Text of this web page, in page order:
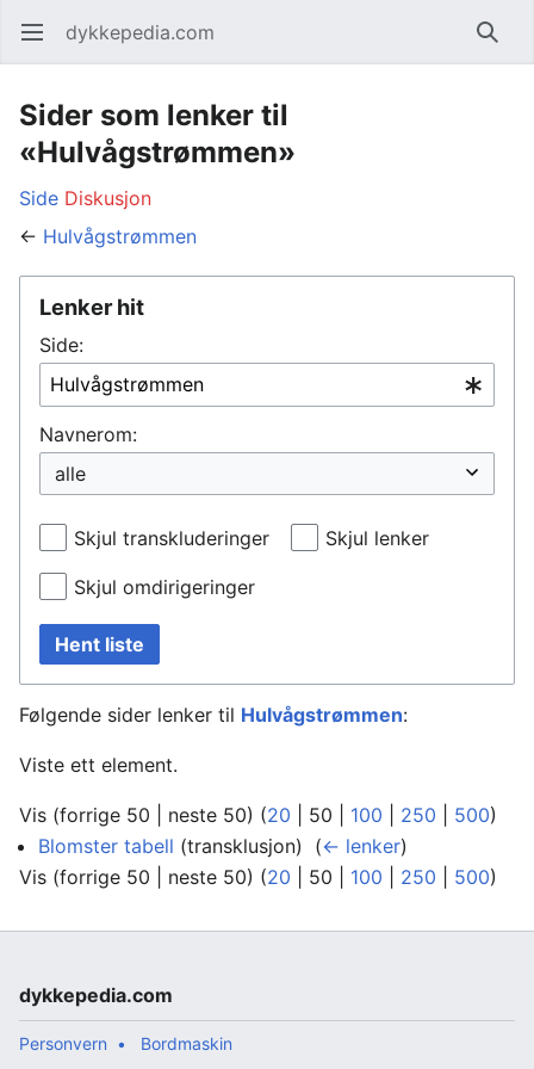
Åpne hovedmenyen dykkepedia.com Søk
Sider som lenker til
«Hulvågstrømmen»
Side Diskusjon
← Hulvågstrømmen
Lenker hit
Side:
Navnerom:
Skjul transkluderinger Skjul lenker
Skjul omdirigeringer
Hent liste
Følgende sider lenker til Hulvågstrømmen:
Viste ett element.
Vis (forrige 50 neste 50) (20 50 100 250 500)
Blomster tabell (transklusjon) ‎ (← lenker)
Vis (forrige 50 neste 50) (20 50 100 250 500)
dykkepedia.com
Personvern Bordmaskin